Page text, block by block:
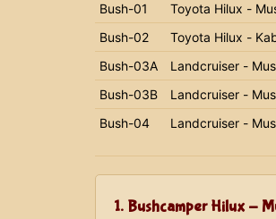
Bush-01
Toyota Hilux -
Bush-02
Toyota Hilux -
Bush-03A
Landcruiser -
Bush-03B
Landcruiser -
Bush-04
Landcruiser -
1. Bushcamper Hilux -